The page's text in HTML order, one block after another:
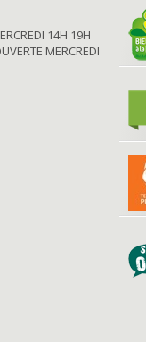
14H 19H
MERCREDI